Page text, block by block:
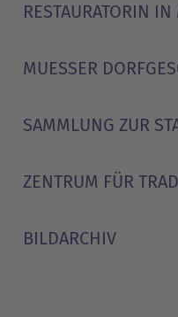
RESTAURATORIN IN
MUESSER
SAMMLUNG ZUR
ZENTRUM FÜR
BILDARCHIV